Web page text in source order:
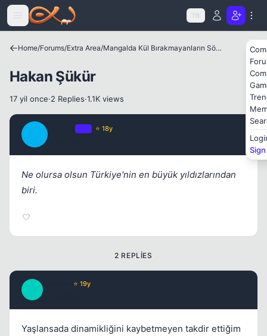
Icerige atla
TR
Home/Forums/Extra Area/ Mangalda Kül Bırakmayanların Sözlüğü
Hakan Şükür
17 yil once·2 Replies·1.1K views
⭐ 18y
Ne olursa olsun Türkiye'nin en büyük yıldızlarından
biri.
2 REPLIES
⭐ 19y
Yaşlansada dinamikliğini kaybetmeyen takdir ettiğim
Kapat